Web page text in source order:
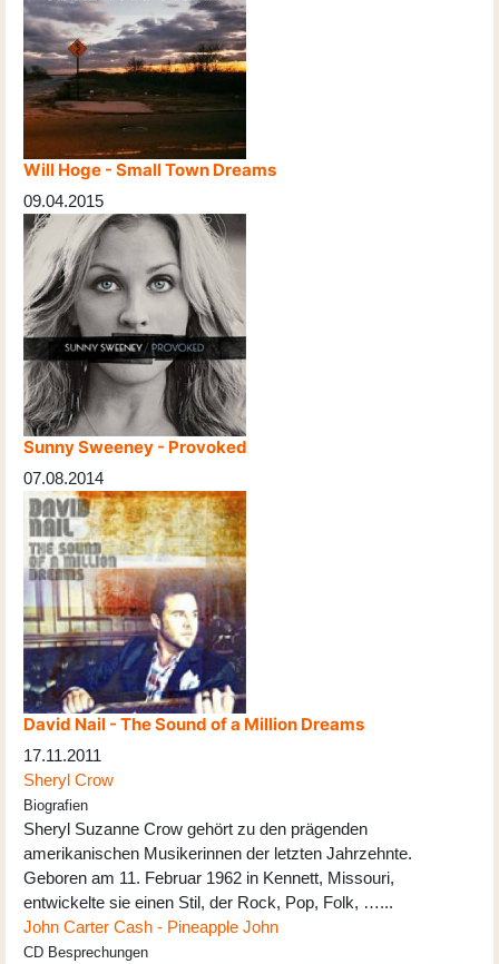
Will Hoge - Small Town Dreams
09.04.2015
Sunny Sweeney - Provoked
07.08.2014
David Nail - The Sound of a Million Dreams
17.11.2011
Sheryl Crow
Biografien
Sheryl Suzanne Crow gehört zu den prägenden
amerikanischen Musikerinnen der letzten Jahrzehnte.
Geboren am 11. Februar 1962 in Kennett, Missouri,
entwickelte sie einen Stil, der Rock, Pop, Folk, …...
John Carter Cash - Pineapple John
CD Besprechungen